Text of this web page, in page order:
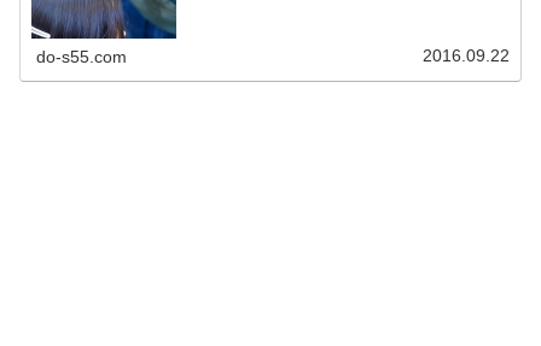
do-s55.com 2016.09.22